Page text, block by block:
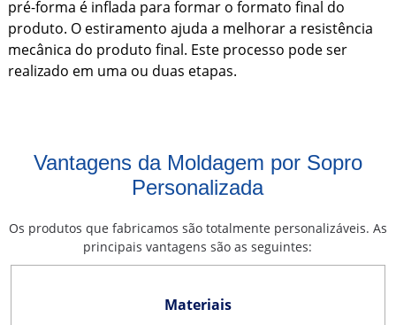
pré-forma é inflada para formar o formato final do
produto. O estiramento ajuda a melhorar a resistência
mecânica do produto final. Este processo pode ser
realizado em uma ou duas etapas.
Vantagens da Moldagem por Sopro
Personalizada
Os produtos que fabricamos são totalmente personalizáveis. As
principais vantagens são as seguintes:
Materiais